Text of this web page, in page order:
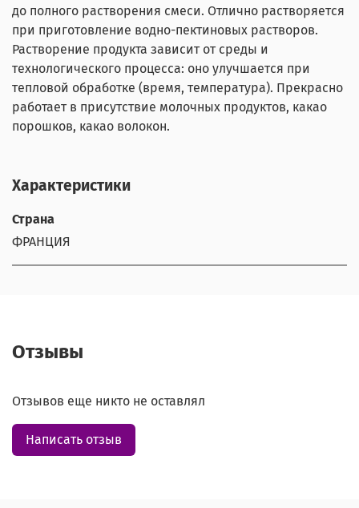
до полного растворения смеси. Отлично растворяется
при приготовление водно-пектиновых растворов.
Растворение продукта зависит от среды и
технологического процесса: оно улучшается при
тепловой обработке (время, температура). Прекрасно
работает в присутствие молочных продуктов, какао
порошков, какао волокон.
Характеристики
Страна
ФРАНЦИЯ
Отзывы
Отзывов еще никто не оставлял
Написать отзыв